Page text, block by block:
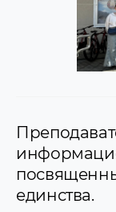
единства.